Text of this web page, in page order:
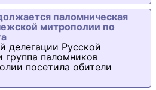
паломническая
митрополии по
делегации Русской
группа паломников
посетила обители